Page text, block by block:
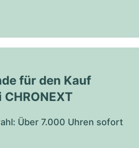
für den Kauf
CHRONEXT
Über 7.000 Uhren sofort